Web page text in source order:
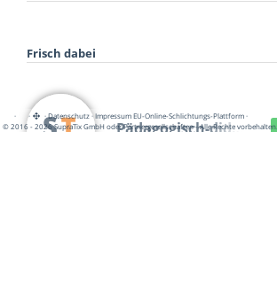
Frisch dabei
Pädagogisch-did…
· · ·Datenschutz·Impressum EU-Online-Schlichtungs-Plattform·
© 2016 - 2026 SupraTix GmbH oder Partnergesellschaften - Alle Rechte vorbehalten.